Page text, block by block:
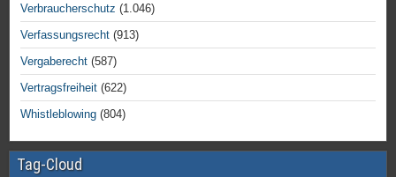
Verbraucherschutz (1.046)
Verfassungsrecht (913)
Vergaberecht (587)
Vertragsfreiheit (622)
Whistleblowing (804)
Tag-Cloud